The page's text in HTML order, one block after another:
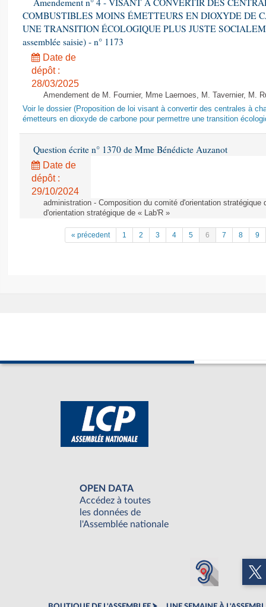
Amendement n° 4 - VISANT À CONVERTIR DES
COMBUSTIBLES MOINS ÉMETTEURS EN DIOXYDE DE
UNE TRANSITION ÉCOLOGIQUE PLUS JUSTE
assemblée saisie) - n° 1173
Date de
dépôt :
28/03/2025
Amendement de M. Fournier, Mme Laernoes, M. Tavernier, M.
Voir le dossier (Proposition de loi visant à convertir des centrales à
émetteurs en dioxyde de carbone pour permettre une transition
Question écrite n° 1370 de Mme Bénédicte Auzanot
Date de
dépôt :
29/10/2024
administration - Composition du comité d'orientation stratégique
d'orientation stratégique de « Lab'R »
« précedent 1 2 3 4 5 6 7 8 9
OPEN DATA
Accédez à toutes
les données de
l'Assemblée nationale